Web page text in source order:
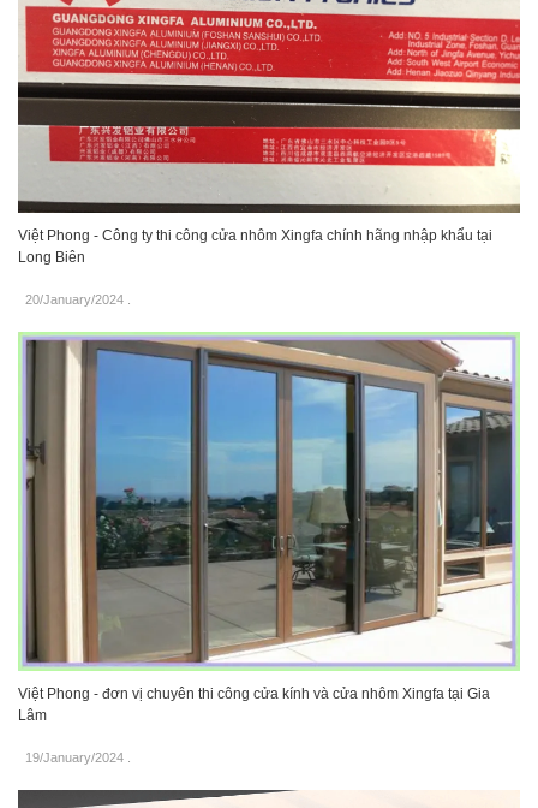
Việt Phong - Công ty thi công cửa nhôm Xingfa chính hãng nhập khẩu tại
Long Biên
20/January/2024
Việt Phong - đơn vị chuyên thi công cửa kính và cửa nhôm Xingfa tại Gia
Lâm
19/January/2024